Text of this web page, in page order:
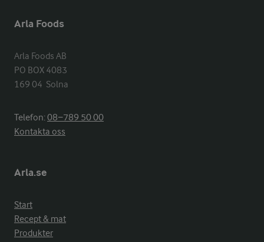
Arla Foods
Arla Foods AB
PO BOX 4083
169 04  Solna
Telefon:08−789 50 00
Kontakta oss
Arla.se
Start
Recept & mat
Produkter